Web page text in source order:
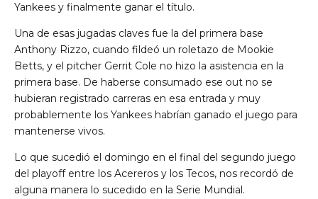
Yankees y finalmente ganar el título.
Una de esas jugadas claves fue la del primera base
Anthony Rizzo, cuando fildeó un roletazo de Mookie
Betts, y el pitcher Gerrit Cole no hizo la asistencia en la
primera base. De haberse consumado ese out no se
hubieran registrado carreras en esa entrada y muy
probablemente los Yankees habrían ganado el juego para
mantenerse vivos.
Lo que sucedió el domingo en el final del segundo juego
del playoff entre los Acereros y los Tecos, nos recordó de
alguna manera lo sucedido en la Serie Mundial.